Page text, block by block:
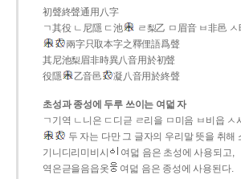
初聲終聲通用八字
ㄱ其役 ㄴ尼隱 ㄷ池
ㄹ梨乙 ㅁ眉音 ㅂ非邑 ㅅ
兩字只取本字之釋俚語爲聲
其尼池梨眉非時異八音用於初聲
役隱
乙音邑 凝八音用於終聲
초성과 종성에 두루 쓰이는 여덟 자
ㄱ기역 ㄴ니은 ㄷ디귿 ㄹ리을 ㅁ미음 ㅂ비읍 ㅅ
두 자는 다만 그 글자의 우리말 뜻을 취해
기니디리미비시
여덟 음은 초성에 사용되고,
역은귿을음읍옷
여덟 음은 종성에 사용된다.